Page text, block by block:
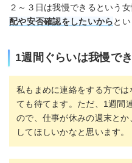
２～３日は我慢できるという
配や安否確認をしたいからと
1週間ぐらいは我慢で
私もまめに連絡をする方では
ても待てます。ただ、1週間
ので、仕事が休みの週末と
してほしいかなと思います。